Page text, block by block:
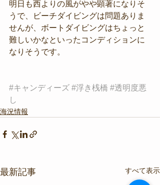
明日も西よりの風がやや顕著になりそ
うで、ビーチダイビングは問題ありま
せんが、ボートダイビングはちょっと
難しいかなといったコンディションに
なりそうです。
#キャンディーズ #浮き桟橋 #透明度悪
し
海況情報
最新記事 すべて表示